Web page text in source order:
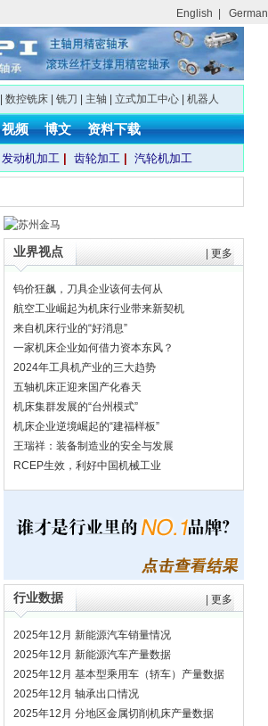
English German
数控铣床| 铣刀 主轴 立式加工中心| 机器人
视频 博文 资料下载
发动机加工 齿轮加工 汽轮机加工
业界视点 更多
钨价狂飙，刀具企业该何去何从
航空工业崛起为机床行业带来新契机
来自机床行业的“好消息”
一家机床企业如何借力资本东风？
2024年工具机产业的三大趋势
五轴机床正迎来国产化春天
机床集群发展的“台州模式”
机床企业逆境崛起的“建福样板”
王瑞祥：装备制造业的安全与发展
RCEP生效，利好中国机械工业
行业数据 更多
2025年12月 新能源汽车销量情况
2025年12月 新能源汽车产量数据
2025年12月 基本型乘用车（轿车）产量数据
2025年12月 轴承出口情况
2025年12月 分地区金属切削机床产量数据